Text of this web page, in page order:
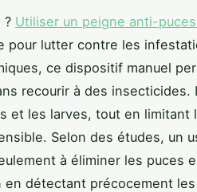
? Utiliser un peigne anti-
pour lutter contre les
ce dispositif manuel
recourir à des
et les larves, tout en limitant
Selon des études, un
à éliminer les puces
en détectant précocement